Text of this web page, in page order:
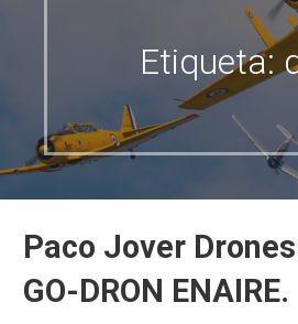
Etiqueta:
Paco Jover
GO-DRON ENAIRE.